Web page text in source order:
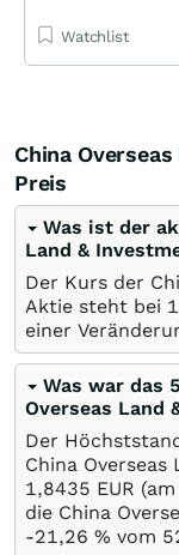
Watchlist
China
Preis
Was ist der
Land &
Der Kurs der
Aktie steht bei
einer
Was war das
Overseas Land
Der
China
1,8435 EUR (am
die China
-21,26 % vom